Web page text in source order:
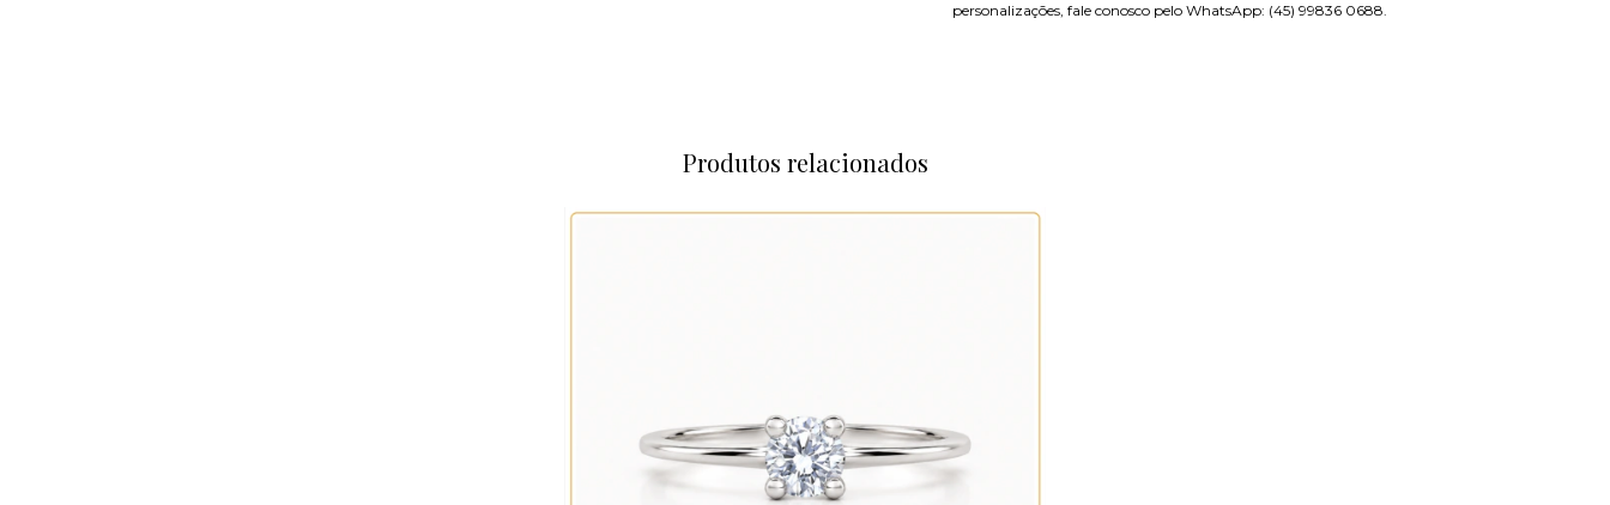
personalizações, fale conosco pelo WhatsApp: (45) 99836 0688.
Produtos relacionados